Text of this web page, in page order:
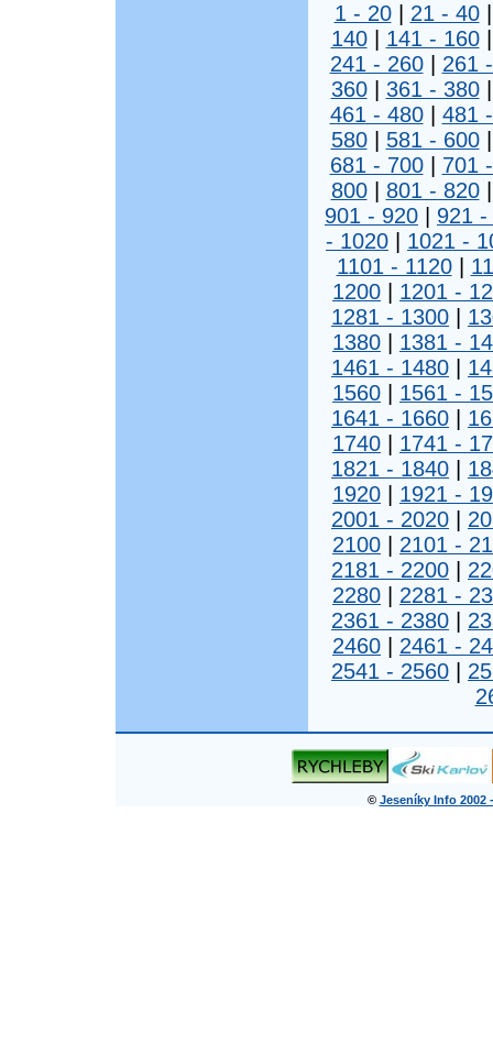
1 - 20| 21 - 40
140| 141 - 160
241 - 260| 261
360| 361 - 380
461 - 480| 481
580| 581 - 600
681 - 700| 701
800| 801 - 820
901 - 920
921 -
- 1020
1021 -
1101 - 1120|
1200
1201 -
1281 - 1300
1380
1381 -
1461 - 1480
1560
1561 -
1641 - 1660
1740
1741 -
1821 - 1840
1920
1921 -
2001 - 2020
2100
2101 -
2181 - 2200
2280
2281 -
2361 - 2380
2460
2461 -
2541 - 2560
© Jeseníky Info 2002